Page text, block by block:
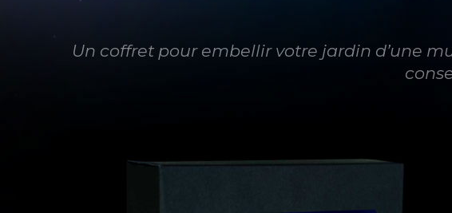
Un coffret pour embellir votre jardin d’une